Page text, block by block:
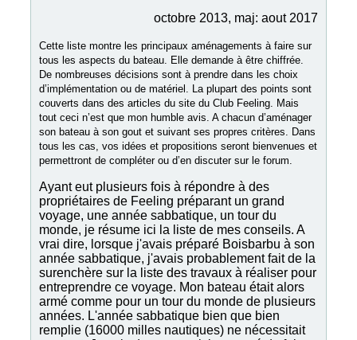
octobre 2013, maj: aout 2017
Cette liste montre les principaux aménagements à faire sur
tous les aspects du bateau. Elle demande à être chiffrée.
De nombreuses décisions sont à prendre dans les choix
d’implémentation ou de matériel. La plupart des points sont
couverts dans des articles du site du Club Feeling. Mais
tout ceci n’est que mon humble avis. A chacun d’aménager
son bateau à son gout et suivant ses propres critères. Dans
tous les cas, vos idées et propositions seront bienvenues et
permettront de compléter ou d’en discuter sur le forum.
Ayant eut plusieurs fois à répondre à des
propriétaires de Feeling préparant un grand
voyage, une année sabbatique, un tour du
monde, je résume ici la liste de mes conseils. A
vrai dire, lorsque j'avais préparé Boisbarbu à son
année sabbatique, j'avais probablement fait de la
surenchère sur la liste des travaux à réaliser pour
entreprendre ce voyage. Mon bateau était alors
armé comme pour un tour du monde de plusieurs
années. L'année sabbatique bien que bien
remplie (16000 milles nautiques) ne nécessitait